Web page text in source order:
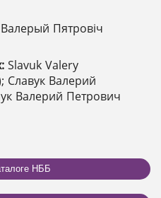
Пятровіч
Slavuk Valery
Славук Валерий
Валерий Петрович
НББ